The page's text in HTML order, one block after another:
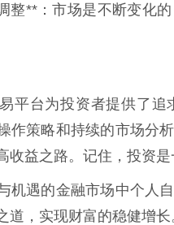
整**：市场是不断变化
平台为投资者提供了
作策略和持续的市场分
收益之路。记住，投资
机遇的金融市场中个人
道，实现财富的稳健增长